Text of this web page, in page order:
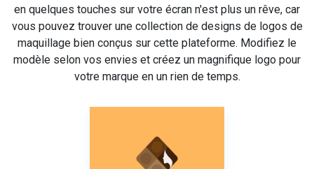
en quelques touches sur votre écran n'est plus un rêve, car
vous pouvez trouver une collection de designs de logos de
maquillage bien conçus sur cette plateforme. Modifiez le
modèle selon vos envies et créez un magnifique logo pour
votre marque en un rien de temps.